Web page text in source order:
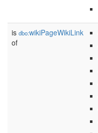
is dbo:wikiPageWikiLink
of